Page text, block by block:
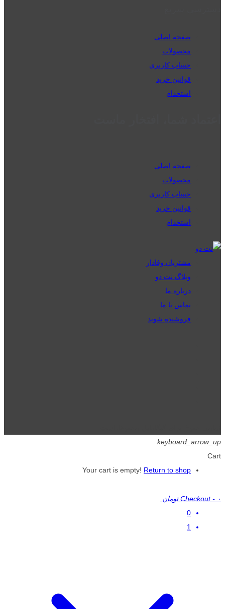
صفحه اصلی
محصولات
حساب کاربری
قوانین خرید
استخدام
صفحه اصلی
محصولات
حساب کاربری
قوانین خرید
استخدام
مشتریان وفادار
وبلاگ نت دو
درباره ما
تماس با ما
فروشنده شوید
keyboard_arrow_up
Cart
Your cart is empty! Return to shop
Checkout - ۰ تومان
0
1